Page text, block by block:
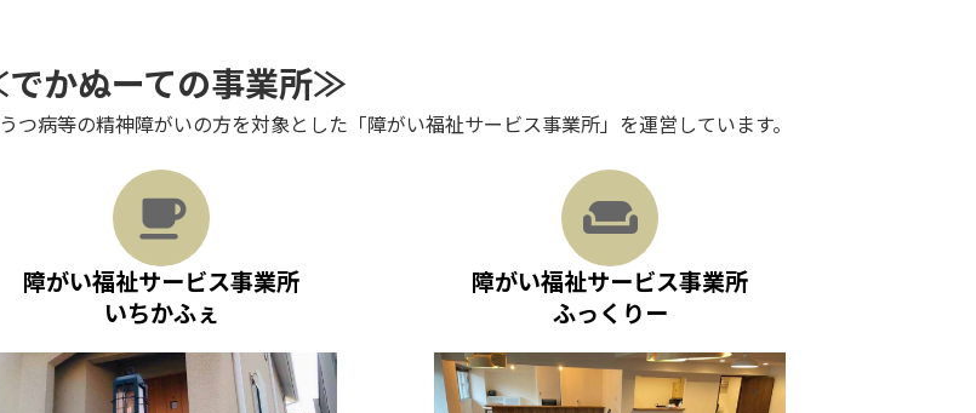
かぬーての事業所≫
病等の精神障がいの方を対象とした「障がい福祉サービス事業所」を運営しています。
ア
イ
コ
ン
リ
ン
ク
障がい福祉サービス事業所
いちかふぇ
ア
イ
コ
ン
リ
ン
ク
障がい福祉サービス事業所
ふっくりー